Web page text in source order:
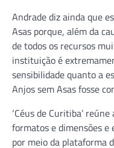
Andrade diz ainda que
Asas porque, além da
de todos os recursos
instituição é
sensibilidade quanto a
Anjos sem Asas fosse
‘Céus de Curitiba’
formatos e dimensões
por meio da plataforma